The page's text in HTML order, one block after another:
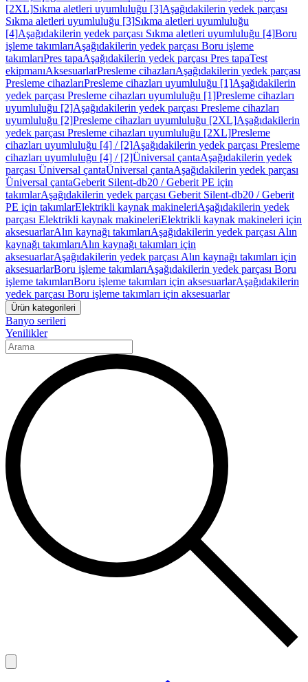
[2XL]Sıkma aletleri uyumluluğu [3]Aşağıdakilerin yedek parçası
Sıkma aletleri uyumluluğu [3]Sıkma aletleri uyumluluğu
[4]Aşağıdakilerin yedek parçası Sıkma aletleri uyumluluğu [4]Boru
işleme takımlarıAşağıdakilerin yedek parçası Boru işleme
takımlarıPres tapaAşağıdakilerin yedek parçası Pres tapaTest
ekipmanıAksesuarlarPresleme cihazlarıAşağıdakilerin yedek parçası
Presleme cihazlarıPresleme cihazları uyumluluğu [1]Aşağıdakilerin
yedek parçası Presleme cihazları uyumluluğu [1]Presleme cihazları
uyumluluğu [2]Aşağıdakilerin yedek parçası Presleme cihazları
uyumluluğu [2]Presleme cihazları uyumluluğu [2XL]Aşağıdakilerin
yedek parçası Presleme cihazları uyumluluğu [2XL]Presleme
cihazları uyumluluğu [4] / [2]Aşağıdakilerin yedek parçası Presleme
cihazları uyumluluğu [4] / [2]Üniversal çantaAşağıdakilerin yedek
parçası Üniversal çantaÜniversal çantaAşağıdakilerin yedek parçası
Üniversal çantaGeberit Silent-db20 / Geberit PE için
takımlarAşağıdakilerin yedek parçası Geberit Silent-db20 / Geberit
PE için takımlarElektrikli kaynak makineleriAşağıdakilerin yedek
parçası Elektrikli kaynak makineleriElektrikli kaynak makineleri için
aksesuarlarAlın kaynağı takımlarıAşağıdakilerin yedek parçası Alın
kaynağı takımlarıAlın kaynağı takımları için
aksesuarlarAşağıdakilerin yedek parçası Alın kaynağı takımları için
aksesuarlarBoru işleme takımlarıAşağıdakilerin yedek parçası Boru
işleme takımlarıBoru işleme takımları için aksesuarlarAşağıdakilerin
yedek parçası Boru işleme takımları için aksesuarlar
Ürün kategorileri
Banyo serileri
Yenilikler